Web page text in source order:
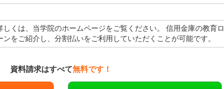
しくは、当学院のホームページをご覧ください。 信用金庫の教育ロ
ンをご紹介し、分割払いをご利用していただくことが可能です。
資料請求はすべて無料です！